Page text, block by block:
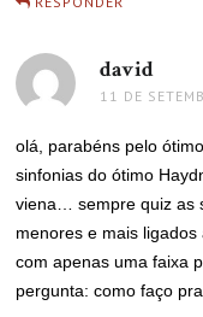
david
11 DE
olá, parabéns pelo
sinfonias do ótimo
viena… sempre quiz as
menores e mais
com apenas uma faixa
pergunta: como faço